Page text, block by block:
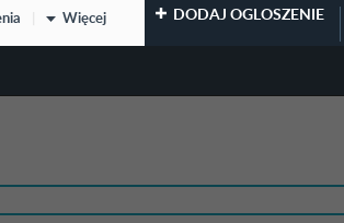
Więcej DODAJ OGLOSZENIE